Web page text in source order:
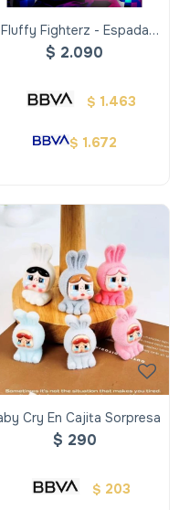
Fluffy Fighterz - Espada
Luminosa
$ 2.090
$ 1.463
$ 1.672
Cry En Cajita Sorpresa
$ 290
$ 203